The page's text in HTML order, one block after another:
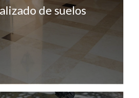
de suelos